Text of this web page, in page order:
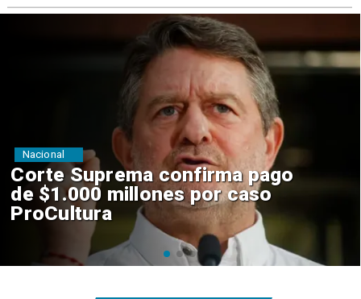
Codelco suspende
construcción de Andes Norte
en El Teniente por riesgos
sísmicos
Nacional